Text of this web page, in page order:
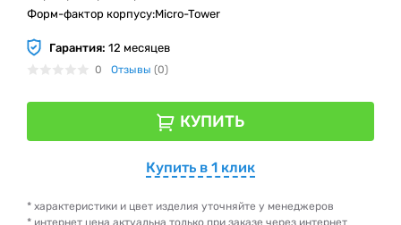
Форм-фактор корпусу:Micro-Tower
Гарантия: 12 месяцев
0 Отзывы (0)
КУПИТЬ
Купить в 1 клик
* характеристики и цвет изделия уточняйте у менеджеров
* интернет цена актуальна только при заказе через интернет